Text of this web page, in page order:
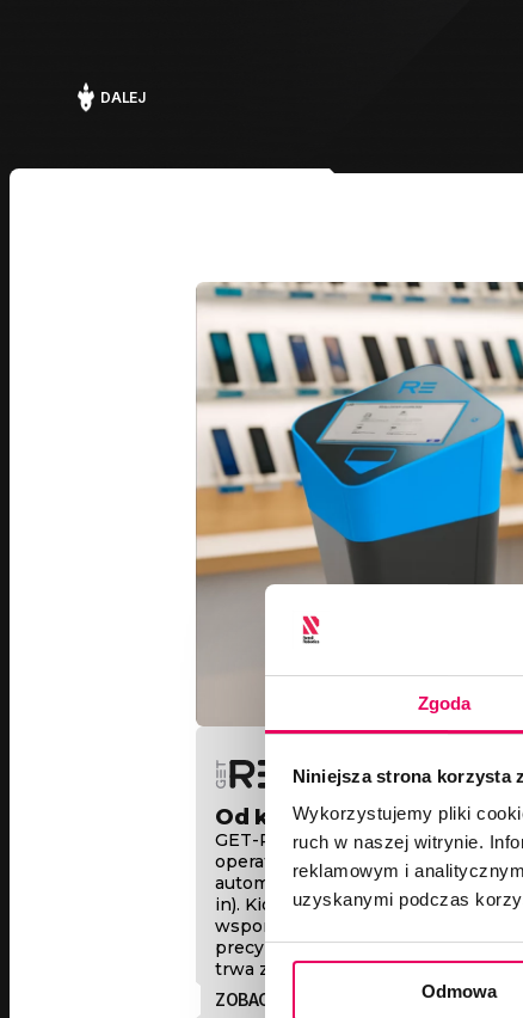
Zgoda
Niniejsza strona korzysta
Wykorzystujemy pliki
ruch w naszej witrynie.
reklamowym i
uzyskanymi podczas
Odmowa
DALEJ
Od koncepcji do
GET-RE to innowacyjne
operatorów telekomunikacyjnych,
automatyzację programów odkupu
in). Kioski tej platformy
wspomaganą sztuczną inteligencją,
precyzyjną i transparentną wycenę
trwa zaledwie 5 minut i odbywa się
ZOBACZ